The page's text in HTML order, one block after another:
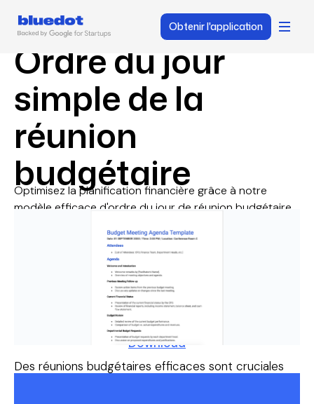
Obtenir l'application
Ordre du jour
simple de la
réunion
budgétaire
Optimisez la planification financière grâce à notre
modèle efficace d'ordre du jour de réunion budgétaire.
Download
Des réunions budgétaires efficaces sont cruciales